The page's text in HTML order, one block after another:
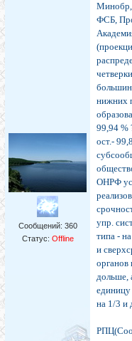
Сообщений: 360
Статус: Offline
ФСБ,
нижних
99,94 %
ост.-
ОНРФ
упр.
типа -
и
органов
дольше,
единицу
на 1/3 и